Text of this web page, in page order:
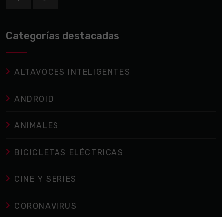
Categorías destacadas
ALTAVOCES INTELIGENTES
ANDROID
ANIMALES
BICICLETAS ELÉCTRICAS
CINE Y SERIES
CORONAVIRUS